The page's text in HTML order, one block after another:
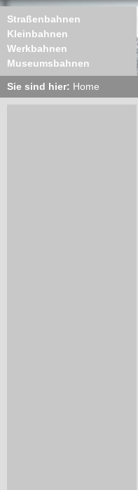
Straßenbahnen
Kleinbahnen
Werkbahnen
Museumsbahnen
Sie sind hier: Home